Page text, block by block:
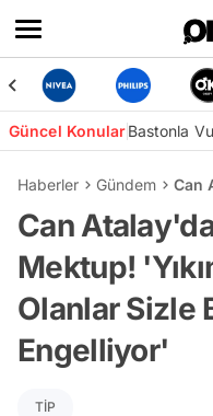
Güncel KonularBastonla
Haberler Gündem Can
Can
Mektup!
Olanlar Sizle
Engelliyor'
TİP